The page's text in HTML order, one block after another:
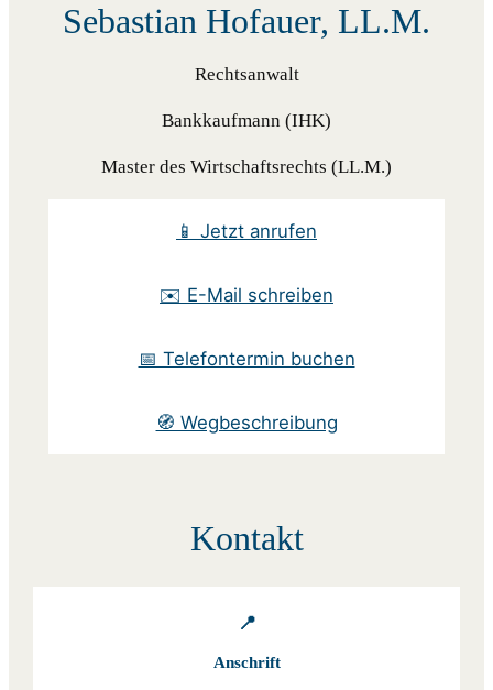
Sebastian Hofauer, LL.M.
Rechtsanwalt
Bankkaufmann (IHK)
Master des Wirtschaftsrechts (LL.M.)
📱 Jetzt anrufen
✉️ E-Mail schreiben
📅 Telefontermin buchen
🧭 Wegbeschreibung
Kontakt
📍
Anschrift